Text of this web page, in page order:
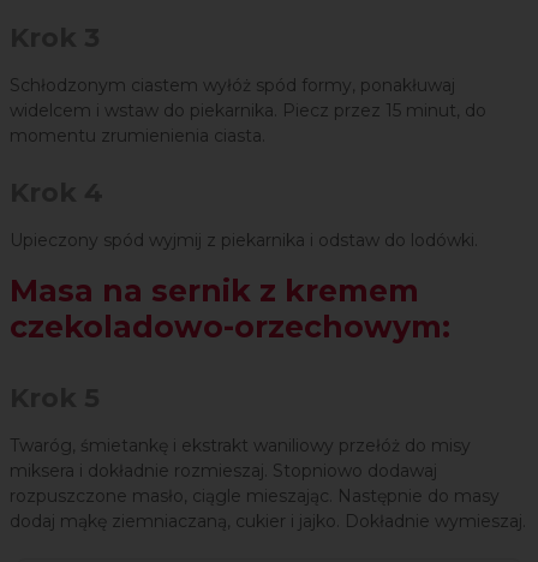
Schłodzonym ciastem wyłóż spód formy, ponakłuwaj
widelcem i wstaw do piekarnika. Piecz przez 15 minut, do
momentu zrumienienia ciasta.
Upieczony spód wyjmij z piekarnika i odstaw do lodówki.
Masa na sernik z kremem
czekoladowo-orzechowym:
Twaróg, śmietankę i ekstrakt waniliowy przełóż do misy
miksera i dokładnie rozmieszaj. Stopniowo dodawaj
rozpuszczone masło, ciągle mieszając. Następnie do masy
dodaj mąkę ziemniaczaną, cukier i jajko. Dokładnie wymieszaj.